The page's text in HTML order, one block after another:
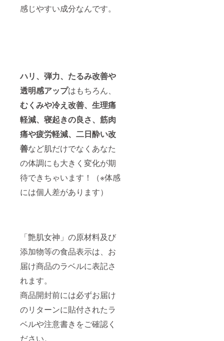
感じやすい成分なんです。
ハリ、弾力、たるみ改善や
透明感アップはもちろん、
むくみや冷え改善、生理痛
軽減、寝起きの良さ、 筋肉
痛や疲労軽減、二日酔い改
善など肌だけでなくあなた
の体調にも大きく変化が期
待できちゃいます！（※体感
には個人差があります）
「艶肌女神」の原材料及び
添加物等の食品表示は、お
届け商品のラベルに表記さ
れます。
商品開封前には必ずお届け
のリターンに貼付されたラ
ベルや注意書きをご確認く
ださい。